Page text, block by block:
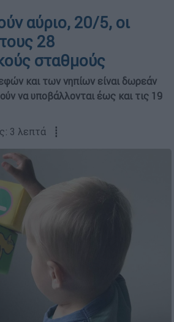
αύριο, 20/5, οι
28
σταθμούς
και των νηπίων είναι δωρεάν
να υποβάλλονται έως και τις 19
3 λεπτά ┋